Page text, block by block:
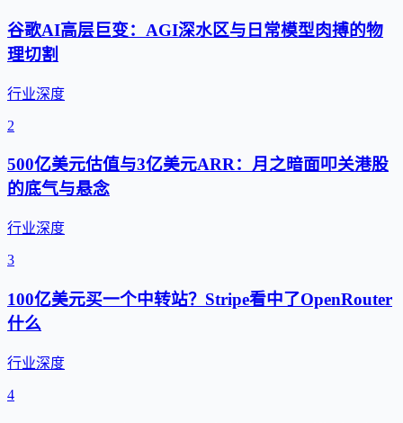
谷歌AI高层巨变：AGI深水区与日常模型肉搏的物
理切割
行业深度
2
500亿美元估值与3亿美元ARR：月之暗面叩关港股
的底气与悬念
行业深度
3
100亿美元买一个中转站？Stripe看中了OpenRouter
什么
行业深度
4